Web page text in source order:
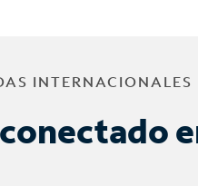
INTERNACIONALES